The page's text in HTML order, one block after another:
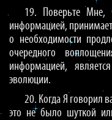
19. Поверьте Мне,
информацией,
о необходимости
очередного
информацией,
эволюции.
20. Когда Я говорил
это не было шуткой